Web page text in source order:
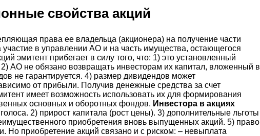
свойства акций
права ее владельца (акционера) на получение части
в управлении АО и на часть имущества, остающегося
эмитент прибегает в силу того, что: 1) это установленный
АО не обязано возвращать инвесторам их капитал, вложенный в
не гарантируется. 4) размер дивидендов может
от прибыли. Получив денежные средства за счет
имеет возможность использовать их для формирования
основных и оборотных фондов. Инвестора в акциях
2) прирост капитала (рост цены). 3) дополнительные льготы
приобретения вновь выпущенных акций. 5) право
Но приобретение акций связано и с риском: – невыплата